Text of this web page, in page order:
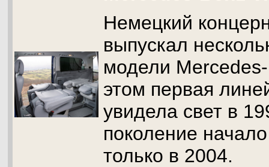
Немецкий
выпускал
модели
этом первая
увидела свет в
поколение
только в 2004.